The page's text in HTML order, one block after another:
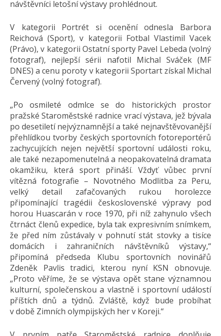
návštěvníci letošní výstavy prohlédnout.
V kategorii Portrét si ocenění odnesla Barbora
Reichová (Sport), v kategorii Fotbal Vlastimil Vacek
(Právo), v kategorii Ostatní sporty Pavel Lebeda (volný
fotograf), nejlepší sérii nafotil Michal Sváček (MF
DNES) a cenu poroty v kategorii Sportart získal Michal
Červený (volný fotograf).
„Po osmileté odmlce se do historických prostor
pražské Staroměstské radnice vrací výstava, jež bývala
po desetiletí nejvýznamnější a také nejnavštěvovanější
přehlídkou tvorby českých sportovních fotoreportérů
zachycujících nejen největší sportovní události roku,
ale také nezapomenutelná a neopakovatelná dramata
okamžiku, která sport přináší. Vždyť vůbec první
vítězná fotografie – Novotného Modlitba za Peru,
velký detail zafačovaných rukou horolezce
připomínající tragédii československé výpravy pod
horou Huascarán v roce 1970, při níž zahynulo všech
čtrnáct členů expedice, byla tak expresivním snímkem,
že před ním zůstávaly v pohnutí stát stovky a tisíce
domácích i zahraničních návštěvníků výstavy,“
připomíná předseda Klubu sportovních novinářů
Zdeněk Pavlis tradici, kterou nyní KSN obnovuje.
„Proto věříme, že se výstava opět stane významnou
kulturní, společenskou a vlastně i sportovní událostí
příštích dnů a týdnů. Zvláště, když bude probíhat
v době Zimních olympijských her v Koreji.“